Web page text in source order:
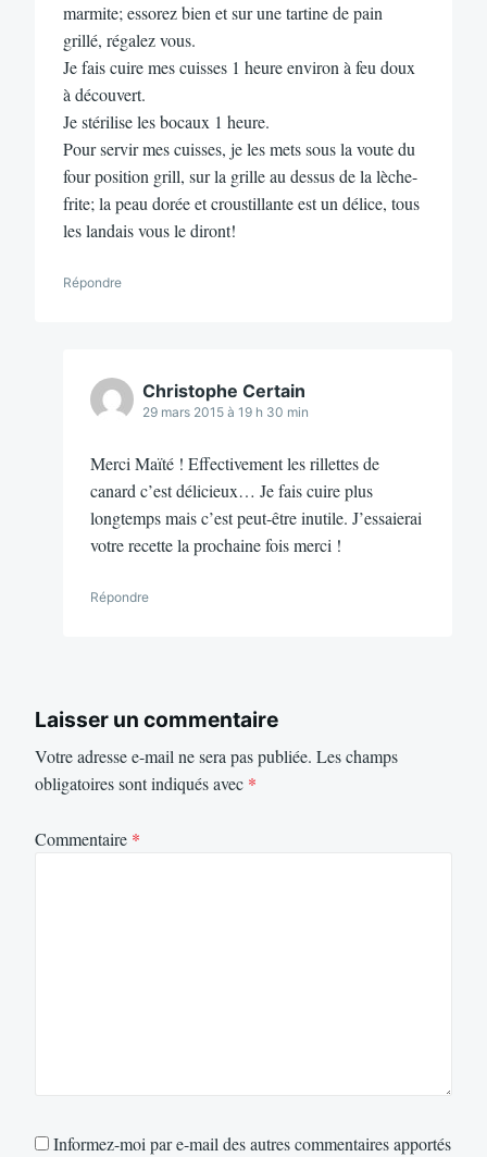
marmite; essorez bien et sur une tartine de pain
grillé, régalez vous.
Je fais cuire mes cuisses 1 heure environ à feu doux
à découvert.
Je stérilise les bocaux 1 heure.
Pour servir mes cuisses, je les mets sous la voute du
four position grill, sur la grille au dessus de la lèche-
frite; la peau dorée et croustillante est un délice, tous
les landais vous le diront!
Répondre
Christophe Certain
29 mars 2015 à 19 h 30 min
Merci Maïté ! Effectivement les rillettes de
canard c’est délicieux… Je fais cuire plus
longtemps mais c’est peut-être inutile. J’essaierai
votre recette la prochaine fois merci !
Répondre
Laisser un commentaire
Votre adresse e-mail ne sera pas publiée. Les champs
obligatoires sont indiqués avec *
Commentaire *
Informez-moi par e-mail des autres commentaires apportés